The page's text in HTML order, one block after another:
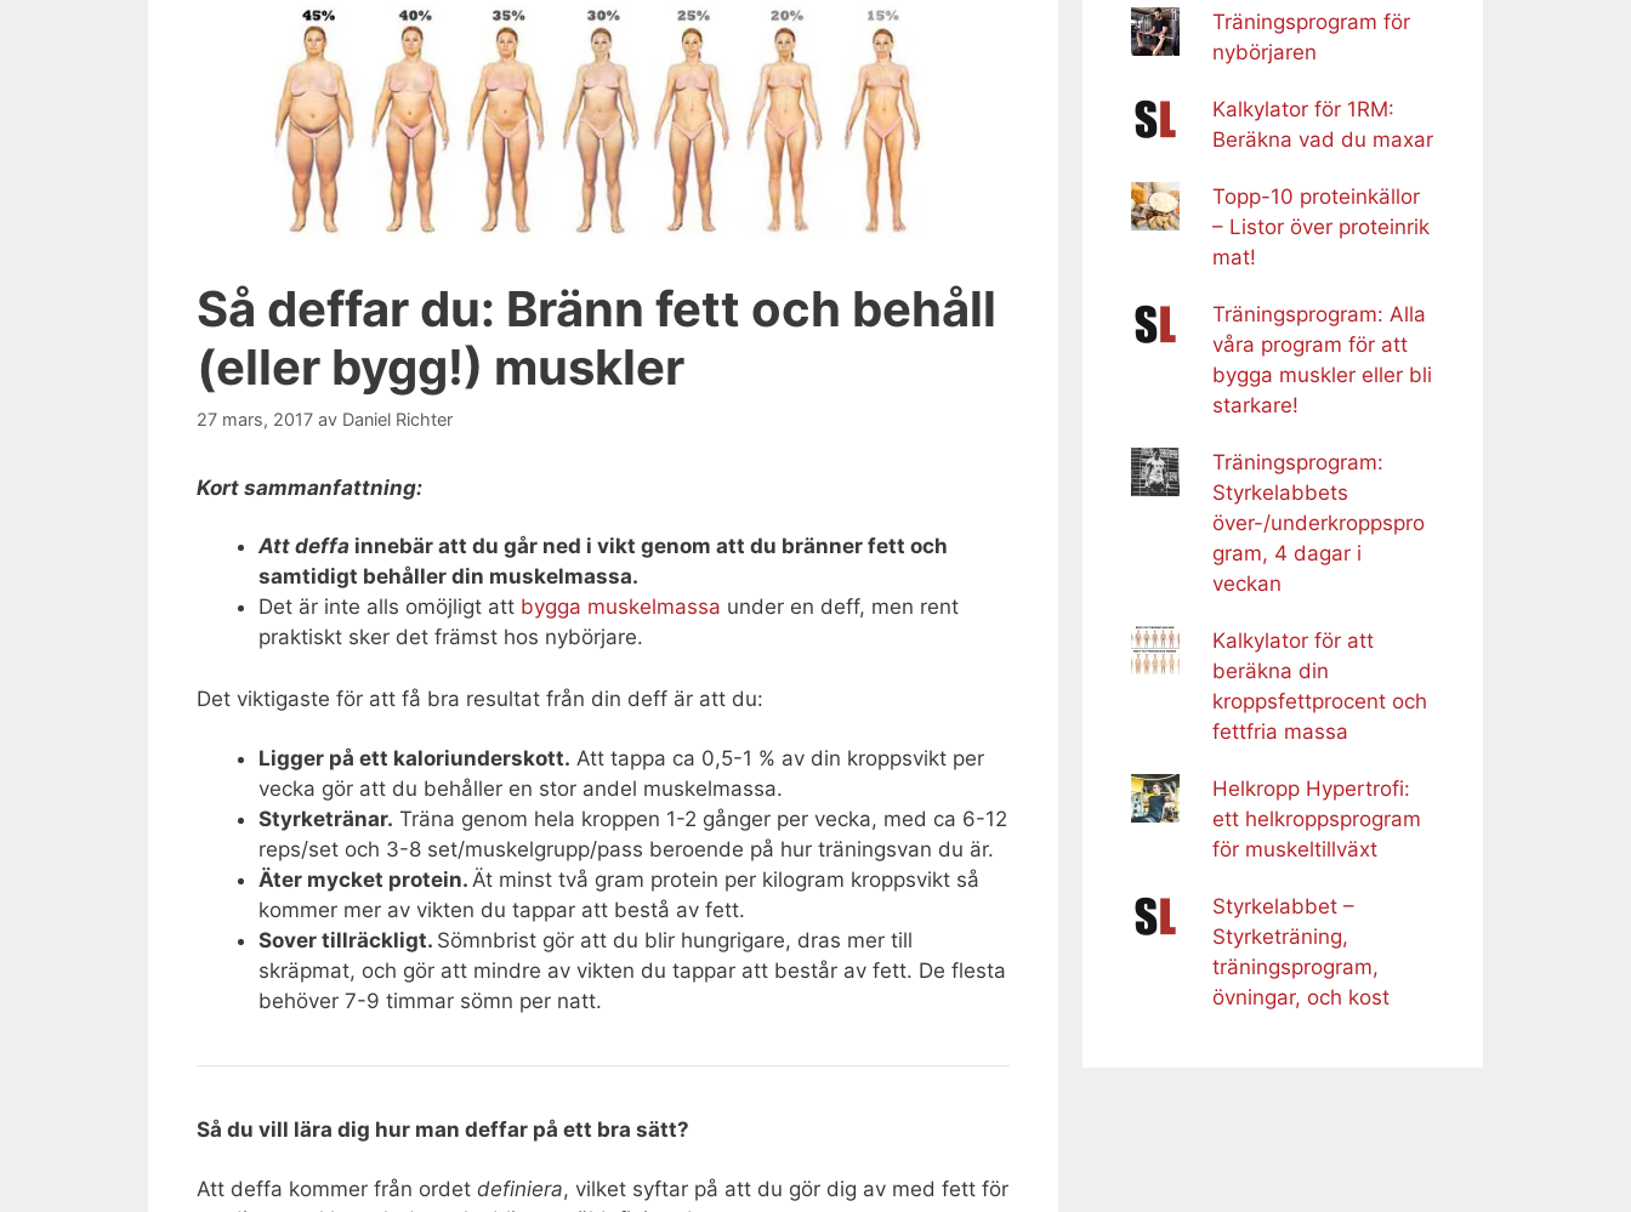
Så deffar du: Bränn fett och behåll
(eller bygg!) muskler
27 mars, 2017 av Daniel Richter
Kort sammanfattning:
Att deffa innebär att du går ned i vikt genom att du bränner fett och
samtidigt behåller din muskelmassa.
Det är inte alls omöjligt att bygga muskelmassa under en deff, men rent
praktiskt sker det främst hos nybörjare.
Det viktigaste för att få bra resultat från din deff är att du:
Ligger på ett kaloriunderskott. Att tappa ca 0,5-1 % av din kroppsvikt per
vecka gör att du behåller en stor andel muskelmassa.
Styrketränar. Träna genom hela kroppen 1-2 gånger per vecka, med ca 6-12
reps/set och 3-8 set/muskelgrupp/pass beroende på hur träningsvan du är.
Äter mycket protein. Ät minst två gram protein per kilogram kroppsvikt så
kommer mer av vikten du tappar att bestå av fett.
Sover tillräckligt. Sömnbrist gör att du blir hungrigare, dras mer till
skräpmat, och gör att mindre av vikten du tappar att består av fett. De flesta
behöver 7-9 timmar sömn per natt.
Så du vill lära dig hur man deffar på ett bra sätt?
Att deffa kommer från ordet definiera, vilket syftar på att du gör dig av med fett för
Träningsprogram för
nybörjaren
Kalkylator för 1RM:
Beräkna vad du maxar
Topp-10 proteinkällor
– Listor över proteinrik
mat!
Träningsprogram: Alla
våra program för att
bygga muskler eller bli
starkare!
Träningsprogram:
Styrkelabbets
över-/underkroppspro
gram, 4 dagar i
veckan
Kalkylator för att
beräkna din
kroppsfettprocent och
fettfria massa
Helkropp Hypertrofi:
ett helkroppsprogram
för muskeltillväxt
Styrkelabbet –
Styrketräning,
träningsprogram,
övningar, och kost